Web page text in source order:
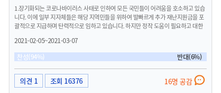
1.장기화되는 코로나바이러스 사태로 인하여 모든 국민들이 어려움을 호소하고 있습
니다. 이에 일부 지자체들은 해당 지역민들을 위하여 발빠르게 추가 재난지원금을 포
괄적으로 지급하며 탄력적으로 임하고 있습니다. 하지만 정작 도움이 필요하고 대한
만 지급하며 지역경제 활성화에 부정적 결과만 초래하고 있는 것 같아 안타깝습니다.
2.여러 분석업체와 경기도의 정책에서도 입증 되었듯이 지역경제의 긍정적 효과를 기
대하려면 포괄적재난지원금이 효율적입니다. 군산시에서도 아주 극소수의 특정인들
에게만 혜택이 돌아가는 불필요한 토목사업에 지출되는 막대한 예산을 줄이고 비상사
태인만큼 군산시민들이 성실하게 납부한 세금으로 고용위기지역인 군산시의 모든 시
민들을 위하여 포괄적으로 재난지원금을 지급해 주실것을 요청드립니다.
2021-02-05~2021-03-07
찬성(94%)
반대(6%)
의견 1 조회 16376 16명 공감